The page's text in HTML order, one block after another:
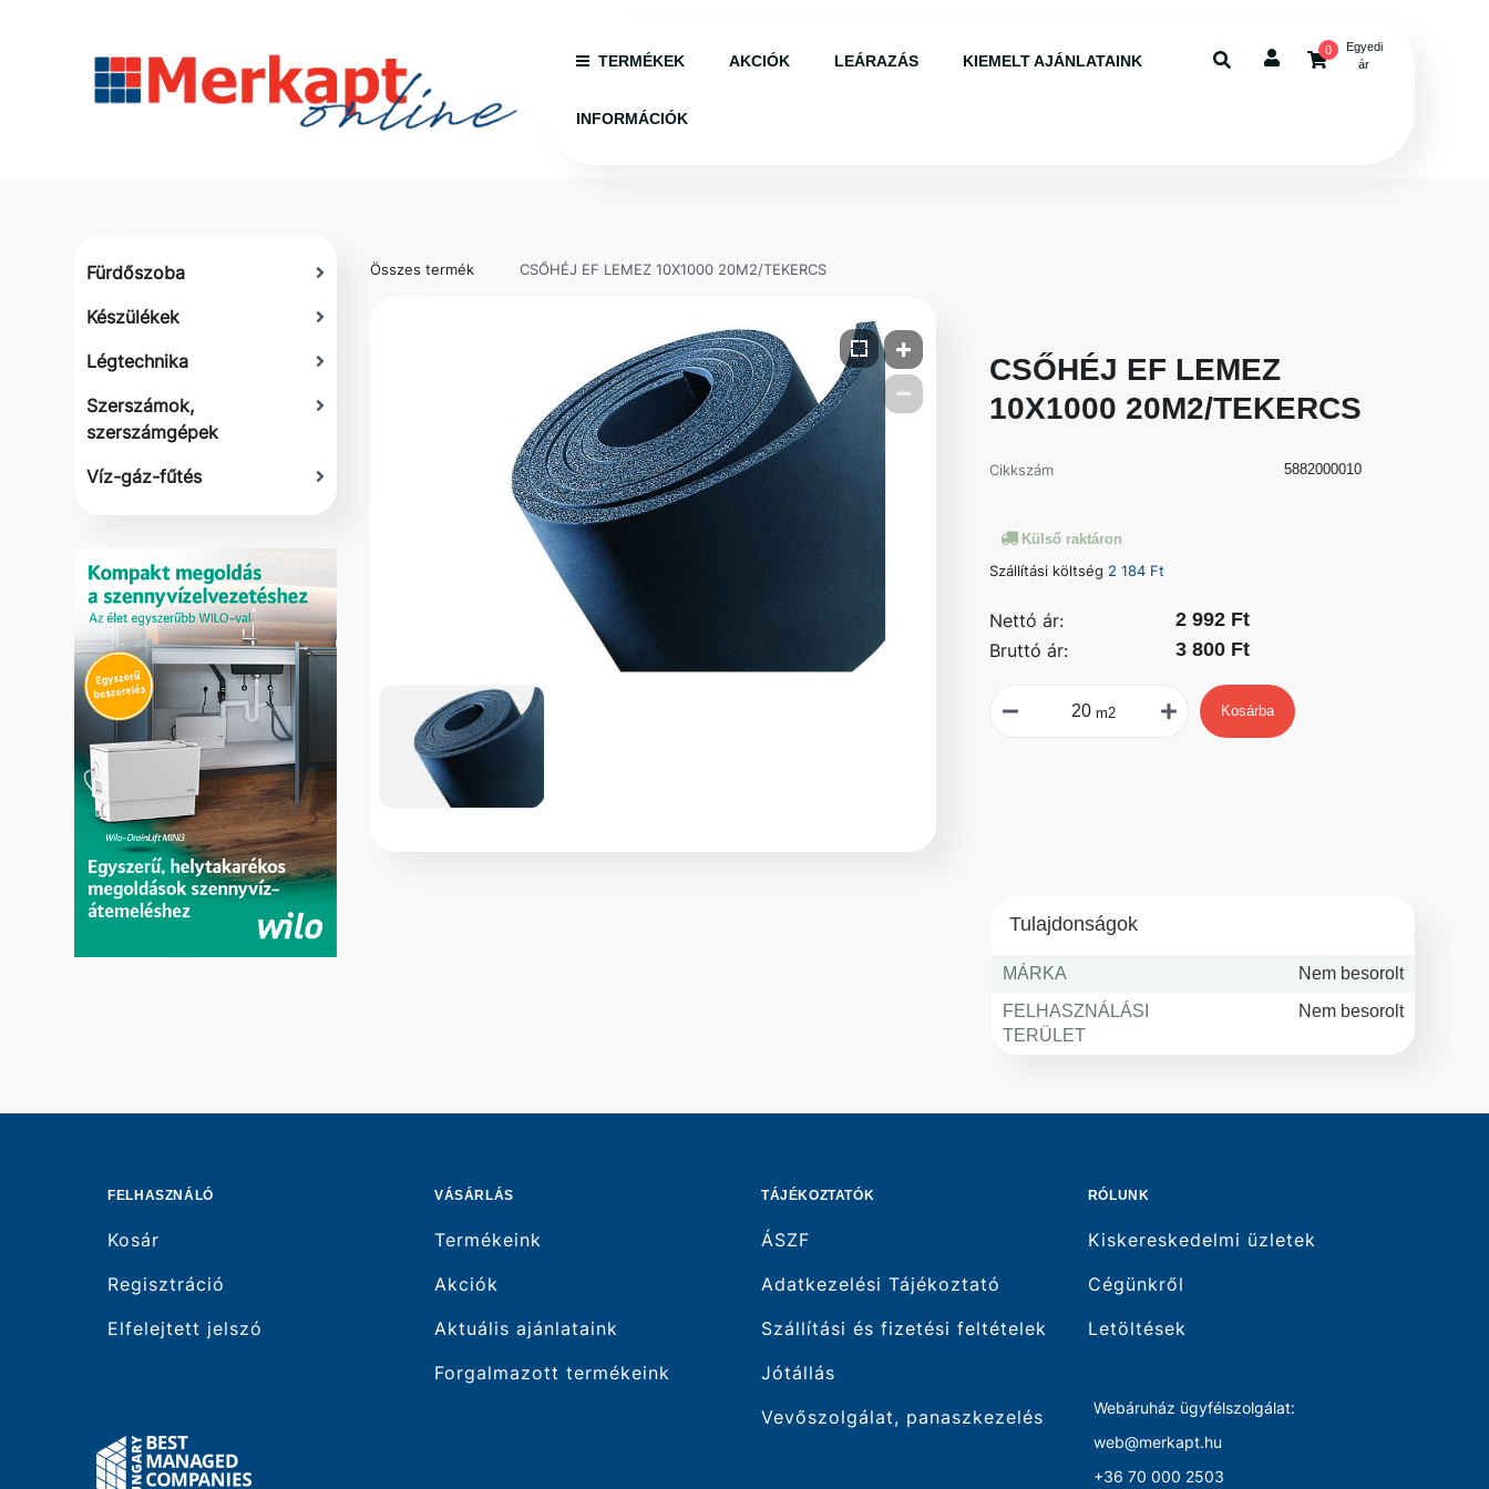
TERMÉKEK AKCIÓK LEÁRAZÁS KIEMELT AJÁNLATAINK
INFORMÁCIÓK
0
Egyedi
ár
Fürdőszoba
Készülékek
Légtechnika
Szerszámok,
szerszámgépek
Víz-gáz-fűtés
Összes termék CSŐHÉJ EF LEMEZ 10X1000 20M2/TEKERCS
CSŐHÉJ EF LEMEZ
10X1000 20M2/TEKERCS
Cikkszám 5882000010
Külső raktáron
Szállítási költség 2 184 Ft
Nettó ár:
2 992 Ft
Bruttó ár:
3 800 Ft
m2 Kosárba
Tulajdonságok
MÁRKA
Nem besorolt
FELHASZNÁLÁSI
TERÜLET
Nem besorolt
FELHASZNÁLÓ
Kosár
Regisztráció
Elfelejtett jelszó
VÁSÁRLÁS
Termékeink
Akciók
Aktuális ajánlataink
Forgalmazott termékeink
TÁJÉKOZTATÓK
ÁSZF
Adatkezelési Tájékoztató
Szállítási és fizetési feltételek
Jótállás
Vevőszolgálat, panaszkezelés
RÓLUNK
Kiskereskedelmi üzletek
Cégünkről
Letöltések
Webáruház ügyfélszolgálat:
web@merkapt.hu
+36 70 000 2503